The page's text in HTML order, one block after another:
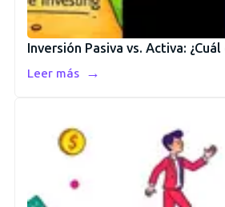
Inversión Pasiva vs. Activa:
Leer más →